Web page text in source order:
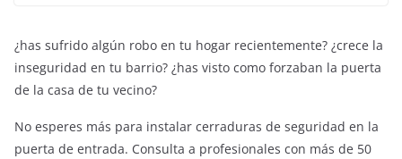
¿has sufrido algún robo en tu hogar recientemente? ¿crece la
inseguridad en tu barrio? ¿has visto como forzaban la puerta
de la casa de tu vecino?
No esperes más para instalar cerraduras de seguridad en la
puerta de entrada. Consulta a profesionales con más de 50